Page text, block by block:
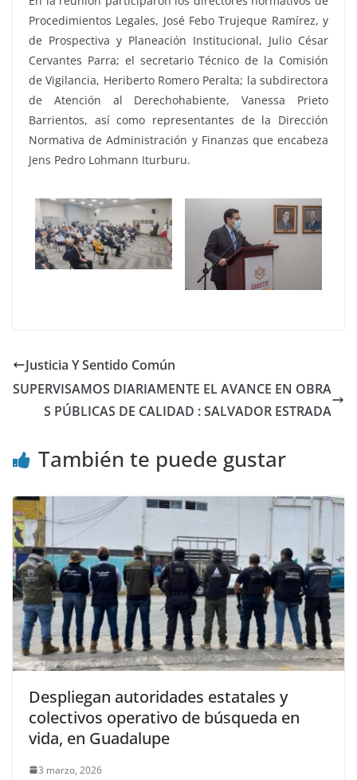
Procedimientos Legales, José Febo Trujeque Ramírez, y
de Prospectiva y Planeación Institucional, Julio César
Cervantes Parra; el secretario Técnico de la Comisión
de Vigilancia, Heriberto Romero Peralta; la subdirectora
de Atención al Derechohabiente, Vanessa Prieto
Barrientos, así como representantes de la Dirección
Normativa de Administración y Finanzas que encabeza
Jens Pedro Lohmann Iturburu.
Justicia Y Sentido Común
SUPERVISAMOS DIARIAMENTE EL AVANCE EN OBRA
S PÚBLICAS DE CALIDAD : SALVADOR ESTRADA
También te puede gustar
Despliegan autoridades estatales y
colectivos operativo de búsqueda en
vida, en Guadalupe
3 marzo, 2026